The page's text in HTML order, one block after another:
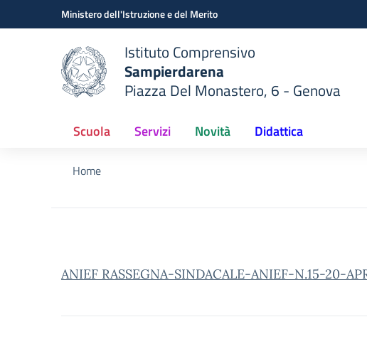
Vai ai contenuti
Vai al menu di navigazioneMinistero dell'Istruzione e del Merito
scuola
Istituto Comprensivo
Sampierdarena
Piazza Del Monastero, 6 - Genova
Scuola Servizi Novità Didattica
Home
ANIEF RASSEGNA-SINDACALE-ANIEF-N.15-20-